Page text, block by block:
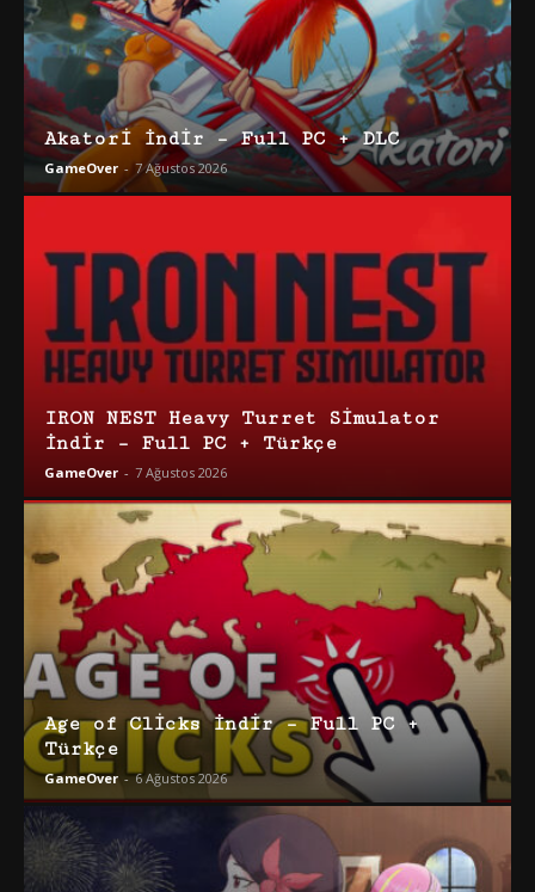
Akatori İndir – Full PC + DLC
GameOver - 7 Ağustos 2026
IRON NEST Heavy Turret Simulator
İndir – Full PC + Türkçe
GameOver - 7 Ağustos 2026
Age of Clicks İndir – Full PC +
Türkçe
GameOver - 6 Ağustos 2026